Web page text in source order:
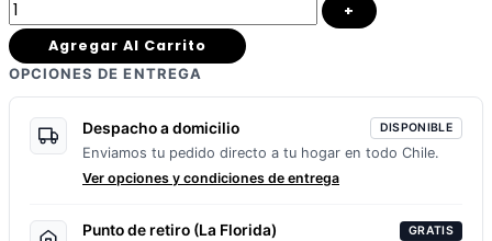
+
Agregar Al Carrito
OPCIONES DE ENTREGA
Despacho a domicilio DISPONIBLE
Enviamos tu pedido directo a tu hogar en todo Chile.
Ver opciones y condiciones de entrega
Punto de retiro (La Florida) GRATIS